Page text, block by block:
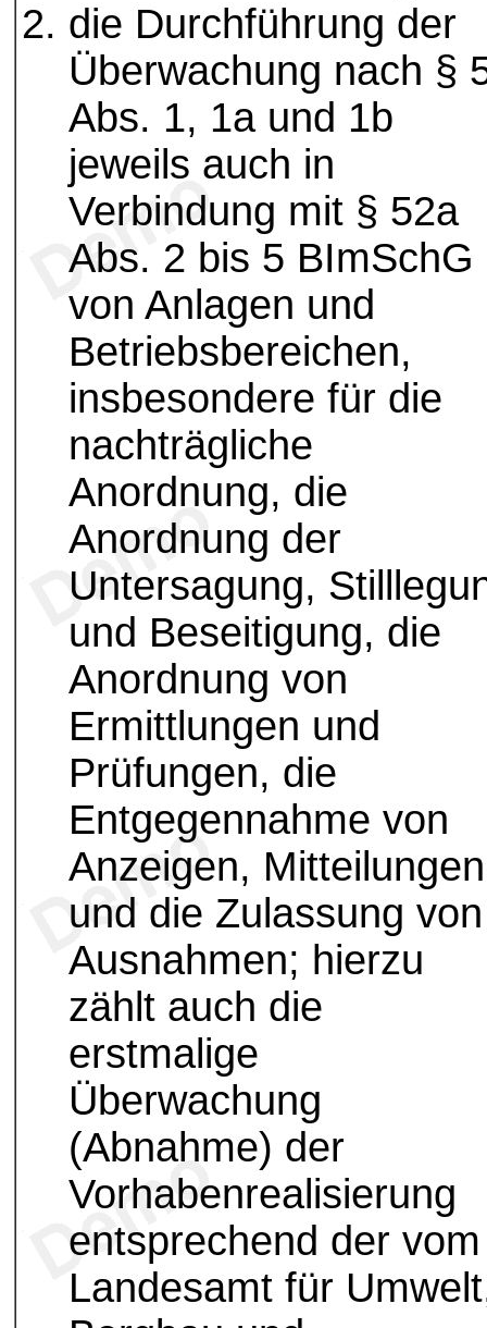
die Durchführung der
Überwachung nach §
Abs. 1, 1a und 1b
jeweils auch in
Verbindung mit § 52a
Abs. 2 bis 5 BImSchG
von Anlagen und
Betriebsbereichen,
insbesondere für die
nachträgliche
Anordnung, die
Anordnung der
Untersagung,
und Beseitigung, die
Anordnung von
Ermittlungen und
Prüfungen, die
Entgegennahme von
Anzeigen, Mitteilungen
und die Zulassung von
Ausnahmen; hierzu
zählt auch die
erstmalige
Überwachung
(Abnahme) der
Vorhabenrealisierung
entsprechend der vom
Landesamt für